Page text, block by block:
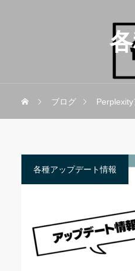
ブログ
各種アップデート情報